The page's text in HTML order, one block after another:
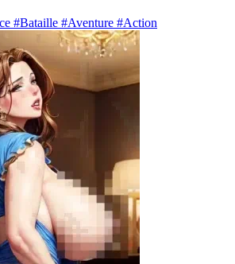
#Bataille #Aventure #Action